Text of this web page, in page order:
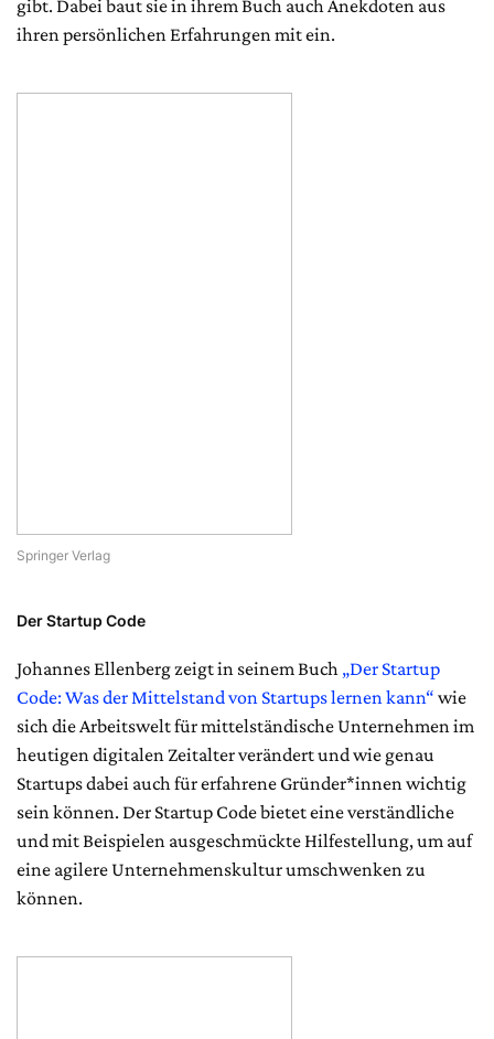
gibt. Dabei baut sie in ihrem Buch auch Anekdoten aus
ihren persönlichen Erfahrungen mit ein.
Springer Verlag
Der Startup Code
Johannes Ellenberg zeigt in seinem Buch „Der Startup
Code: Was der Mittelstand von Startups lernen kann“ wie
sich die Arbeitswelt für mittelständische Unternehmen im
heutigen digitalen Zeitalter verändert und wie genau
Startups dabei auch für erfahrene Gründer*innen wichtig
sein können. Der Startup Code bietet eine verständliche
und mit Beispielen ausgeschmückte Hilfestellung, um auf
eine agilere Unternehmenskultur umschwenken zu
können.